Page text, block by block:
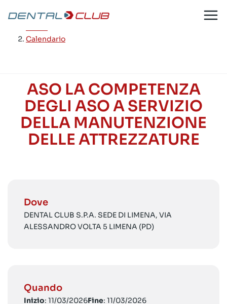
contenuto
Calendario
ASO LA COMPETENZA
DEGLI ASO A SERVIZIO
DELLA MANUTENZIONE
DELLE ATTREZZATURE
Dove
DENTAL CLUB S.P.A. SEDE DI LIMENA, VIA
ALESSANDRO VOLTA 5 LIMENA (PD)
Quando
Inizio: 11/03/2026Fine: 11/03/2026